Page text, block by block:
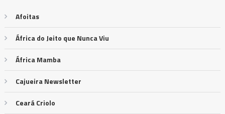
Afoitas
África do Jeito que Nunca Viu
África Mamba
Cajueira Newsletter
Ceará Criolo